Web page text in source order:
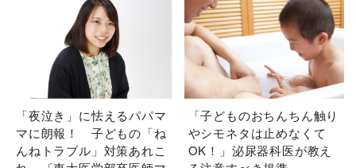
「夜泣き」に怯えるパパマ
マに朗報！ 子どもの「ね
んねトラブル」対策あれこ
「子どものおちんちん触り
やシモネタは止めなくて
OK！」泌尿器科医が教え